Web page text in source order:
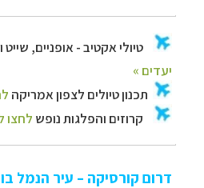
דרום קורסיקה – עיר הנמל